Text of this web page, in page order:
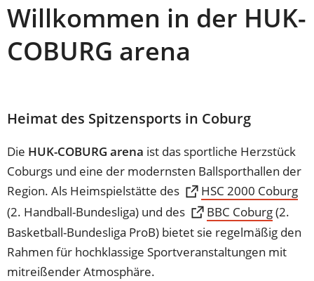
Willkommen in der HUK-
COBURG arena
Heimat des Spitzensports in Coburg
Die HUK-COBURG arena ist das sportliche Herzstück
Coburgs und eine der modernsten Ballsporthallen der
Region. Als Heimspielstätte des
HSC 2000 Coburg
(Öffnet
in
einem
neuen
Tab)
(2. Handball-Bundesliga) und des BBC Coburg
(Öffnet
in
einem
neuen
(2.
Basketball-Bundesliga ProB) bietet sie regelmäßig den
Rahmen für hochklassige Sportveranstaltungen mit
mitreißender Atmosphäre.